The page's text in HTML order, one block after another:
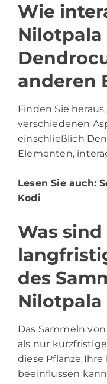
Wie
anderen
Finden Sie
verschiedenen
einschließlich
Elementen,
Lesen Sie auch:
Kodi
Was sind
des
Nilotpala
Das Sammeln
als nur
diese Pflanze
beeinflussen